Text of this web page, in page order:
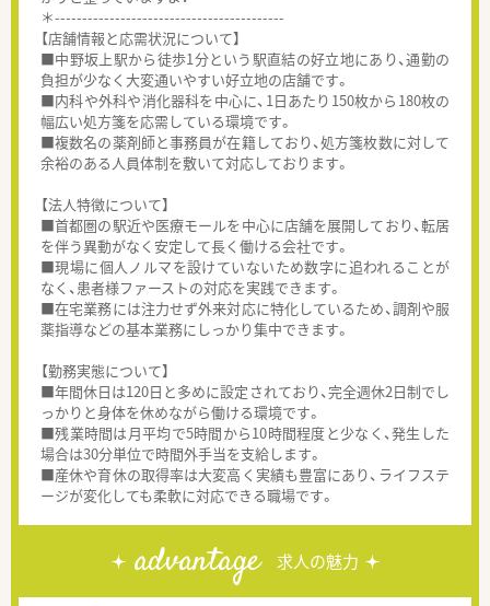
＊------------------------------------------
【店舗情報と応需状況について】
■中野坂上駅から徒歩1分という駅直結の好立地にあり、通勤の
負担が少なく大変通いやすい好立地の店舗です。
■内科や外科や消化器科を中心に、1日あたり150枚から180枚の
幅広い処方箋を応需している環境です。
■複数名の薬剤師と事務員が在籍しており、処方箋枚数に対して
余裕のある人員体制を敷いて対応しております。
【法人特徴について】
■首都圏の駅近や医療モールを中心に店舗を展開しており、転居
を伴う異動がなく安定して長く働ける会社です。
■現場に個人ノルマを設けていないため数字に追われることが
なく、患者様ファーストの対応を実践できます。
■在宅業務には注力せず外来対応に特化しているため、調剤や服
薬指導などの基本業務にしっかり集中できます。
【勤務実態について】
■年間休日は120日と多めに設定されており、完全週休2日制でし
っかりと身体を休めながら働ける環境です。
■残業時間は月平均で5時間から10時間程度と少なく、発生した
場合は30分単位で時間外手当を支給します。
■産休や育休の取得率は大変高く実績も豊富にあり、ライフステ
ージが変化しても柔軟に対応できる職場です。
advantage 求人の魅力